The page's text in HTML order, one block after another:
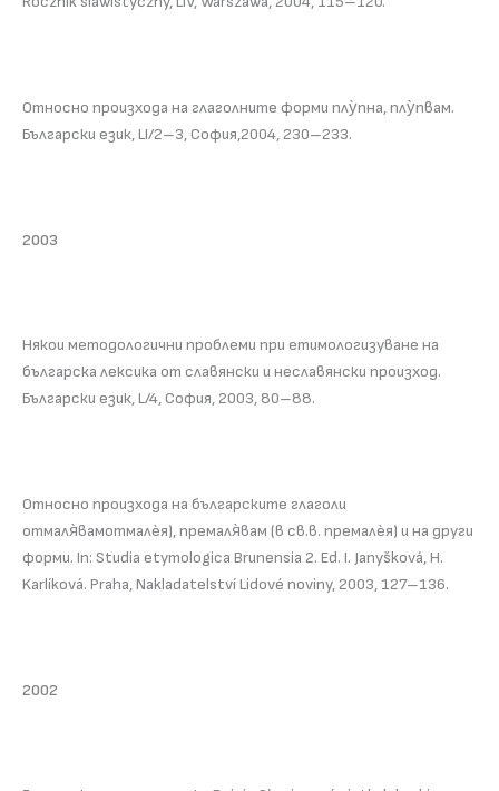
Относно произхода на глаголните форми плу̀пна, плу̀пвам.
Български език, LI/2–3, София,2004, 230–233.
2003
Някои методологични проблеми при етимологизуване на
българска лексика от славянски и неславянски произход.
Български език, L/4, София, 2003, 80–88.
Относно произхода на българските глаголи
отмаля̀вамотмалѐя), премаля̀вам (в св.в. премалѐя) и на други
форми. In: Studia etymologica Brunensia 2. Ed. I. Janyšková, H.
Karlíková. Praha, Nakladatelství Lidové noviny, 2003, 127–136.
2002